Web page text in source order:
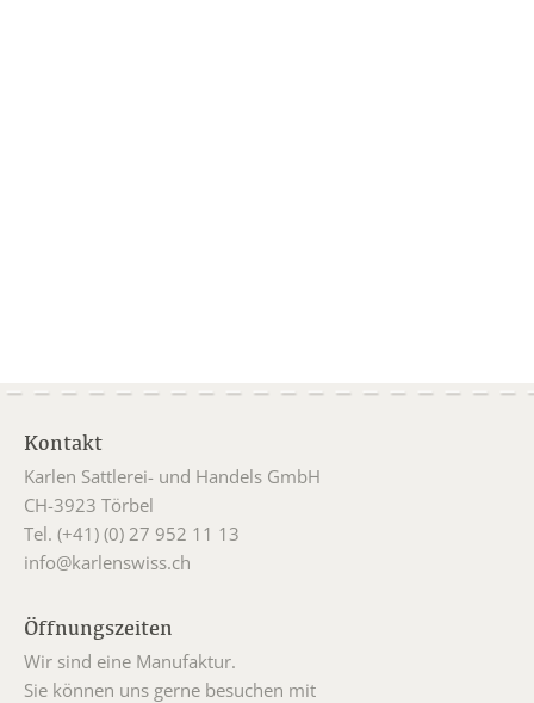
Kontakt
Karlen Sattlerei- und Handels GmbH
CH-3923 Törbel
Tel. (+41) (0) 27 952 11 13
info@karlenswiss.ch
Öffnungszeiten
Wir sind eine Manufaktur.
Sie können uns gerne besuchen mit